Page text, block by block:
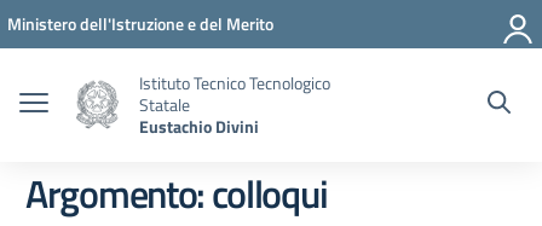
Vai ai contenuti
Vai al menu di navigazione
Vai al footer
Ministero dell'Istruzione e del Merito
Istituto Tecnico Tecnologico
Statale
Eustachio Divini
Argomento: colloqui